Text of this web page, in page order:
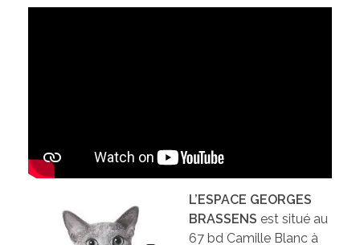
L’ESPACE GEORGES
BRASSENS est situé au
67 bd Camille Blanc à